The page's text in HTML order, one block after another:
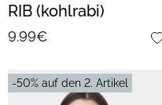
RIB (kohlrabi)
9.99€
-50% auf den 2. Artikel